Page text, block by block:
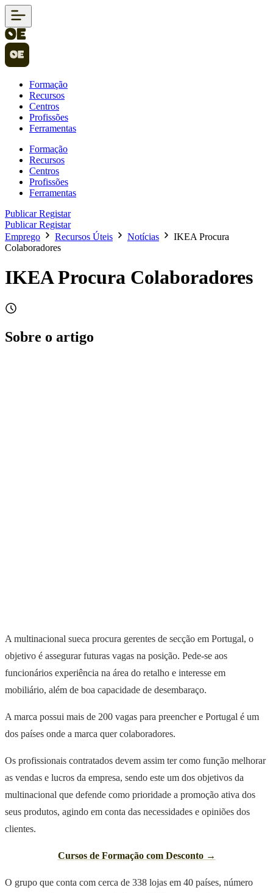
Formação
Recursos
Centros
Profissões
Ferramentas
Formação
Recursos
Centros
Profissões
Ferramentas
PublicarRegistar
PublicarRegistar
Emprego
Recursos Úteis Notícias
IKEA Procura
Colaboradores
IKEA Procura Colaboradores
Sobre o artigo
A multinacional sueca procura gerentes de secção em Portugal, o
objetivo é assegurar futuras vagas na posição. Pede-se aos
funcionários experiência na área do retalho e interesse em
mobiliário, além de boa capacidade de desembaraço.
A marca possui mais de 200 vagas para preencher e Portugal é um
dos países onde a marca quer colaboradores.
Os profissionais contratados devem assim ter como função melhorar
as vendas e lucros da empresa, sendo este um dos objetivos da
multinacional que defende como prioridade a promoção ativa dos
seus produtos, agindo em conta das necessidades e opiniões dos
clientes.
Cursos de Formação com Desconto →
O grupo que conta com cerca de 338 lojas em 40 países, número